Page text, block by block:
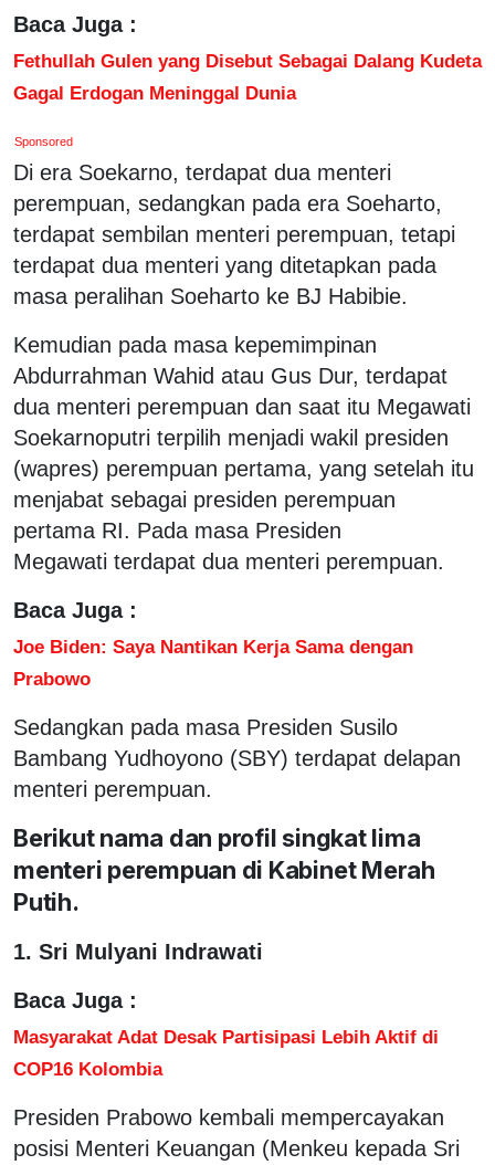
Baca Juga :
Fethullah Gulen yang Disebut Sebagai Dalang Kudeta
Gagal Erdogan Meninggal Dunia
Sponsored
Di era Soekarno, terdapat dua menteri
perempuan, sedangkan pada era Soeharto,
terdapat sembilan menteri perempuan, tetapi
terdapat dua menteri yang ditetapkan pada
masa peralihan Soeharto ke BJ Habibie.
Kemudian pada masa kepemimpinan
Abdurrahman Wahid atau Gus Dur, terdapat
dua menteri perempuan dan saat itu Megawati
Soekarnoputri terpilih menjadi wakil presiden
(wapres) perempuan pertama, yang setelah itu
menjabat sebagai presiden perempuan
pertama RI. Pada masa Presiden
Megawati terdapat dua menteri perempuan.
Baca Juga :
Joe Biden: Saya Nantikan Kerja Sama dengan
Prabowo
Sedangkan pada masa Presiden Susilo
Bambang Yudhoyono (SBY) terdapat delapan
menteri perempuan.
Berikut nama dan profil singkat lima
menteri perempuan di Kabinet Merah
Putih.
1. Sri Mulyani Indrawati
Baca Juga :
Masyarakat Adat Desak Partisipasi Lebih Aktif di
COP16 Kolombia
Presiden Prabowo kembali mempercayakan
posisi Menteri Keuangan (Menkeu kepada Sri